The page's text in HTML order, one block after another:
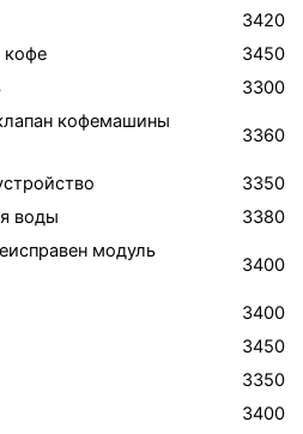
3420
кофе
3450
3300
кофемашины
3360
3350
воды
3380
модуль
3400
3400
3450
3350
3400